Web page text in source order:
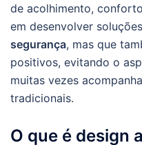
de acolhimento,
em desenvolver
segurança, mas que
positivos, evitando o
muitas vezes
tradicionais.
O que é design